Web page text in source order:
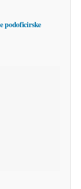
podoficirske